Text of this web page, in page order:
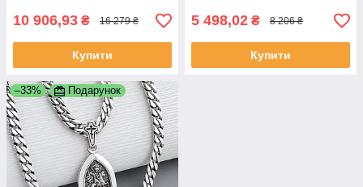
10 906,93 ₴ 16 279 ₴
Купити
5 498,02 ₴ 8 206 ₴
Купити
–33% Подарунок